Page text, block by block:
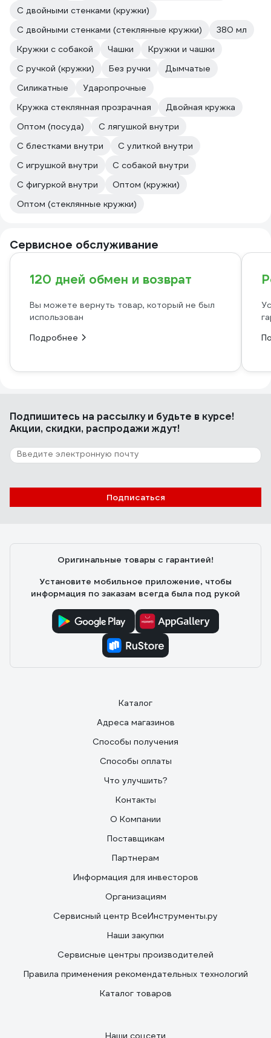
С двойными стенками (кружки)
С двойными стенками (стеклянные кружки)
380 мл
Кружки с собакой
Чашки
Кружки и чашки
С ручкой (кружки)
Без ручки
Дымчатые
Силикатные
Ударопрочные
Кружка стеклянная прозрачная
Двойная кружка
Оптом (посуда)
С лягушкой внутри
С блестками внутри
С улиткой внутри
С игрушкой внутри
С собакой внутри
С фигуркой внутри
Оптом (кружки)
Оптом (стеклянные кружки)
Сервисное обслуживание
120 дней обмен и возврат
Вы можете вернуть товар, который не был
использован
Подробнее
Подпишитесь на рассылкуи будьте в курсе!
Акции, скидки, распродажи ждут!
Подписаться
Оригинальные товары с гарантией!
Установите мобильное приложение, чтобы
информация по заказам всегда была под рукой
Каталог
Адреса магазинов
Способы получения
Способы оплаты
Что улучшить?
Контакты
О Компании
Поставщикам
Партнерам
Информация для инвесторов
Организациям
Сервисный центр ВсеИнструменты.ру
Наши закупки
Сервисные центры производителей
Правила применения рекомендательных технологий
Каталог товаров
Наши соцсети